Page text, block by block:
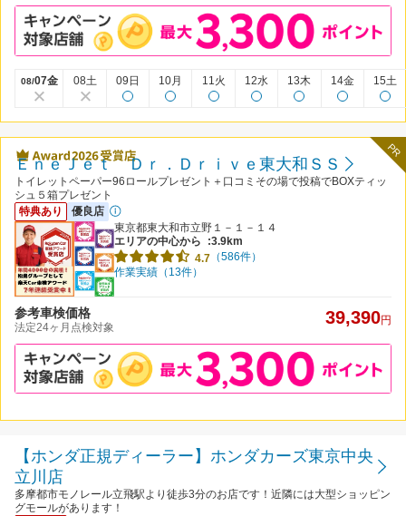
08/07金 08土 09日 10月 11火 12水 13木 14金 15土
PR
ＥｎｅＪｅｔ Ｄｒ．Ｄｒｉｖｅ東大和ＳＳ
トイレットペーパー96ロールプレゼント＋口コミその場で投稿でBOXティッ
シュ５箱プレゼント
特典あり
優良店
東京都東大和市立野１－１－１４
エリアの中心から
:3.9km
4.7 （586件）
作業実績（13件）
参考車検価格
法定24ヶ月点検対象 39,390円
【ホンダ正規ディーラー】ホンダカーズ東京中央
立川店
多摩都市モノレール立飛駅より徒歩3分のお店です！近隣には大型ショッピン
グモールがあります！